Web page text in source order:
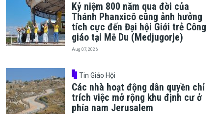
Kỷ niệm 800 năm qua đời của
Thánh Phanxicô cũng ảnh hưởng
tích cực đến Đại hội Giới trẻ Công
giáo tại Mễ Du (Medjugorje)
Aug 07, 2026
Tin Giáo Hội
Các nhà hoạt động dân quyền chỉ
trích việc mở rộng khu định cư ở
phía nam Jerusalem